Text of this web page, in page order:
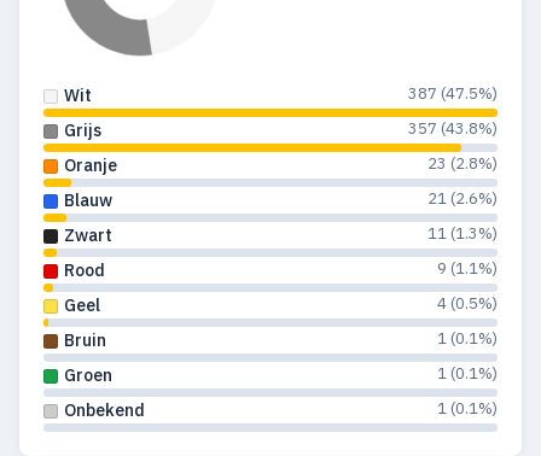
Wit 387 (47.5%)
Grijs 357 (43.8%)
Oranje 23 (2.8%)
Blauw 21 (2.6%)
Zwart 11 (1.3%)
Rood 9 (1.1%)
Geel 4 (0.5%)
Bruin 1 (0.1%)
Groen 1 (0.1%)
Onbekend 1 (0.1%)